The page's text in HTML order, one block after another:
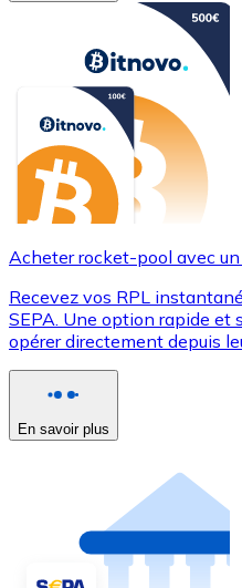
Acheter rocket-pool avec
Recevez vos RPL
SEPA. Une option rapide et
opérer directement depuis
En savoir plus